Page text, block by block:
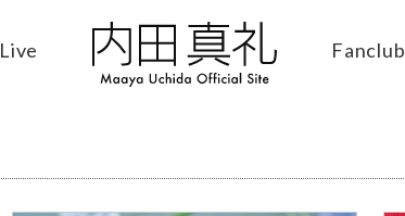
Live Fanclub